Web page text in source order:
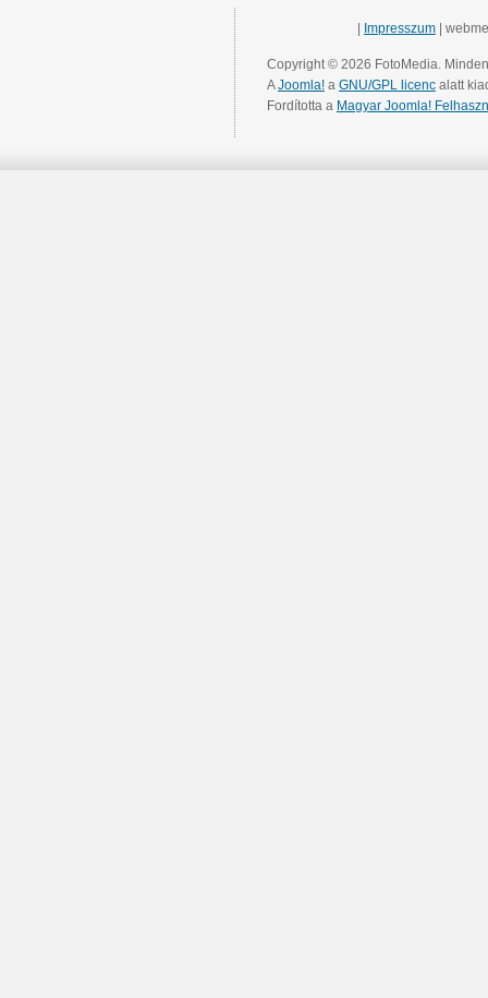
Impresszum |
Copyright © 2026 FotoMedia.
AJoomla! a GNU/GPL licenc alatt
Fordította a Magyar Joomla!